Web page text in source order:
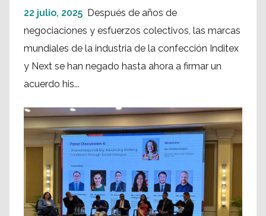
22 julio, 2025 Después de años de
negociaciones y esfuerzos colectivos, las marcas
mundiales de la industria de la confección Inditex
y Next se han negado hasta ahora a firmar un
acuerdo his...